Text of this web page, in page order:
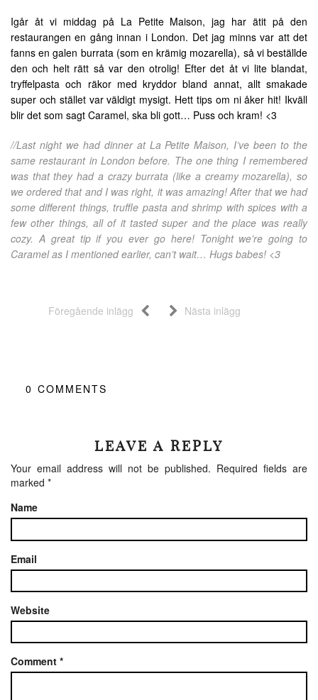
Igår åt vi middag på La Petite Maison, jag har ätit på den
restaurangen en gång innan i London. Det jag minns var att det
fanns en galen burrata (som en krämig mozarella), så vi beställde
den och helt rätt så var den otrolig! Efter det åt vi lite blandat,
tryffelpasta och räkor med kryddor bland annat, allt smakade
super och stället var väldigt mysigt. Hett tips om ni åker hit! Ikväll
blir det som sagt Caramel, ska bli gott… Puss och kram! <3
//Last night we had dinner at La Petite Maison, I’ve been to the
same restaurant in London before. The one thing I remembered
was that they had a crazy burrata (like a creamy mozarella), so
we ordered that and I was right, it was amazing! After that we had
some different things, truffle pasta and shrimp with spices with a
few other things, all of it tasted super and the place was really
cozy. A great tip if you ever go here! Tonight we’re going to
Caramel as I mentioned earlier, can’t wait… Hugs babes! <3
Föregående inlägg Nästa inlägg
0 COMMENTS
LEAVE A REPLY
Your email address will not be published. Required fields are
marked *
Name
Email
Website
Comment *